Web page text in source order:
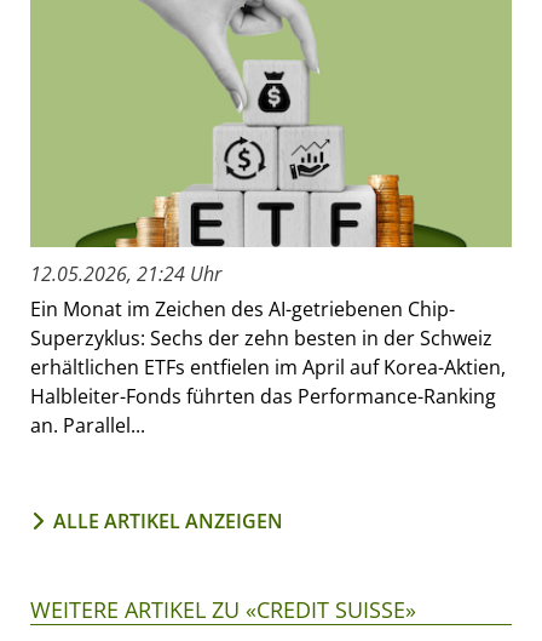
12.05.2026, 21:24 Uhr
Ein Monat im Zeichen des AI-getriebenen Chip-
Superzyklus: Sechs der zehn besten in der Schweiz
erhältlichen ETFs entfielen im April auf Korea-Aktien,
Halbleiter-Fonds führten das Performance-Ranking
an. Parallel...
ALLE ARTIKEL ANZEIGEN
WEITERE ARTIKEL ZU «CREDIT SUISSE»